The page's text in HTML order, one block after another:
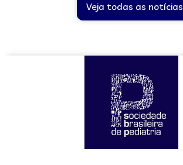
Veja todas as notícias